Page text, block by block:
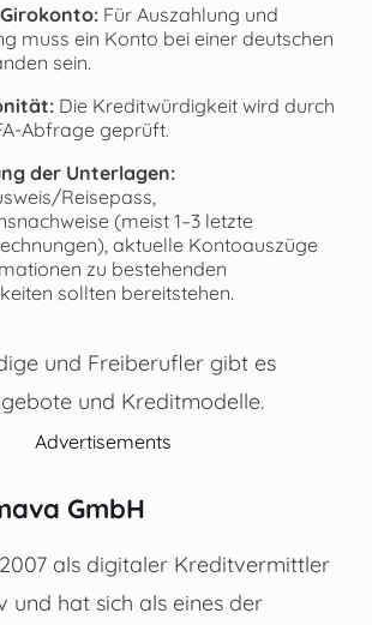
Für Auszahlung und
muss ein Konto bei einer deutschen
sein.
Die Kreditwürdigkeit wird durch
Abfrage geprüft.
der Unterlagen:
Reisepass,
(meist 1–3 letzte
aktuelle Kontoauszüge
zu bestehenden
sollten bereitstehen.
und Freiberufler gibt es
und Kreditmodelle.
Advertisements
GmbH
als digitaler Kreditvermittler
und hat sich als eines der